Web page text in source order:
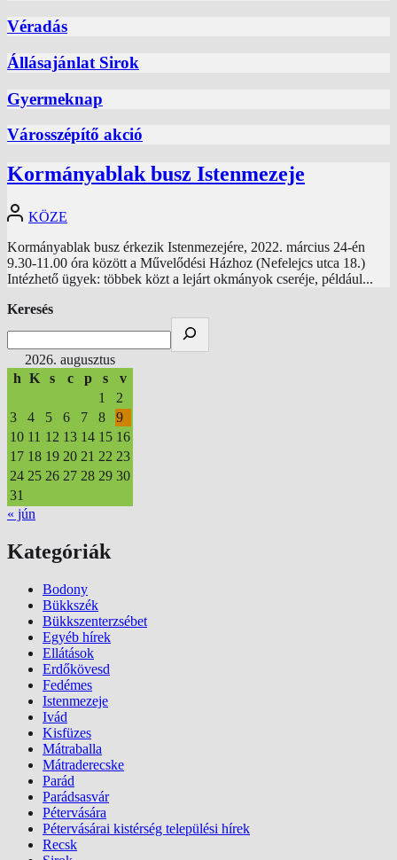
Véradás
Állásajánlat Sirok
Gyermeknap
Városszépítő akció
Kormányablak busz Istenmezeje
KÖZE
Kormányablak busz érkezik Istenmezejére, 2022. március 24-én
9.30-11.00 óra között a Művelődési Házhoz (Nefelejcs utca 18.)
Intézhető ügyek: többek közt a lejárt okmányok cseréje, például...
Keresés
2026. augusztus
h K s c p s
v
1
2
3
4 5 6 7 8
9
10 11 12 13 14 15 16
17 18 19 20 21 22 23
24 25 26 27 28 29 30
31
« jún
Kategóriák
Bodony
Bükkszék
Bükkszenterzsébet
Egyéb hírek
Ellátások
Erdőkövesd
Fedémes
Istenmezeje
Ivád
Kisfüzes
Mátraballa
Mátraderecske
Parád
Parádsasvár
Pétervására
Pétervásárai kistérség települési hírek
Recsk